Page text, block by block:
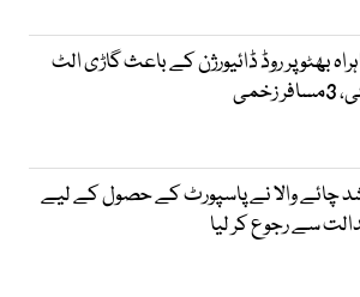
بھٹو پر روڈ ڈائیورژن کے باعث گاڑی الٹ
زخمی
چائے والا نے پاسپورٹ کے حصول کے لیے
سے رجوع کر لیا